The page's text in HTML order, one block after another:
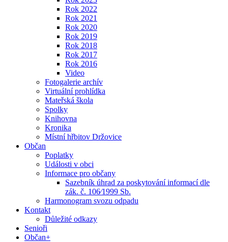
Rok 2022
Rok 2021
Rok 2020
Rok 2019
Rok 2018
Rok 2017
Rok 2016
Video
Fotogalerie archív
Virtuální prohlídka
Mateřská škola
Spolky
Knihovna
Kronika
Místní hřbitov Držovice
Občan
Poplatky
Události v obci
Informace pro občany
Sazebník úhrad za poskytování informací dle
zák. č. 106⁄1999 Sb.
Harmonogram svozu odpadu
Kontakt
Důležité odkazy
Senioři
Občan+